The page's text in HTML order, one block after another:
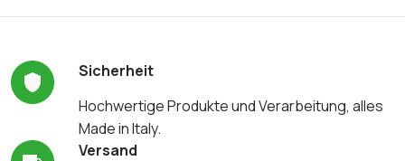
Sicherheit
Hochwertige Produkte und Verarbeitung, alles
Made in Italy.
Versand